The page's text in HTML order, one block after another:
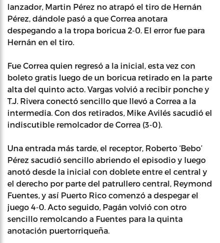
lanzador, Martin Pérez no atrapó el tiro de Hernán
Pérez, dándole pasó a que Correa anotara
despegando a la tropa boricua 2-0. El error fue para
Hernán en el tiro.
Fue Correa quien regresó a la inicial, esta vez con
boleto gratis luego de un boricua retirado en la parte
alta del quinto acto. Vargas volvió a recibir ponche y
T.J. Rivera conectó sencillo que llevó a Correa a la
intermedia. Con dos retirados, Mike Avilés sacudió el
indiscutible remolcador de Correa (3-0).
Una entrada más tarde, el receptor, Roberto ‘Bebo’
Pérez sacudió sencillo abriendo el episodio y luego
anotó desde la inicial con doblete entre el central y
el derecho por parte del patrullero central, Reymond
Fuentes, y así Puerto Rico comenzó a despegar el
juego 4-0. Acto seguido, Pagán volvió con otro
sencillo remolcando a Fuentes para la quinta
anotación puertorriqueña.